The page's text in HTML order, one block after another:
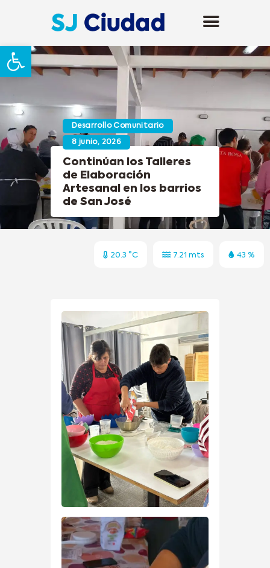
Abrir barra de herramientas
Desarrollo Comunitario
8 junio, 2026
Continúan los Talleres
de Elaboración
Artesanal en los barrios
de San José
20.3 °C 7.21 mts 43 %